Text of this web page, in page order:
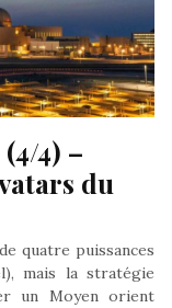
4) –
du
quatre puissances
mais la stratégie
un Moyen orient